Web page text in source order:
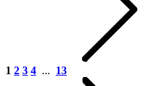
1 2 3 4 ... 13